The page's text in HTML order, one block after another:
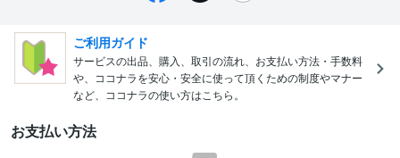
ご利用ガイド
サービスの出品、購入、取引の流れ、お支払い方法・手数料
や、ココナラを安心・安全に使って頂くための制度やマナー
など、ココナラの使い方はこちら。
お支払い方法